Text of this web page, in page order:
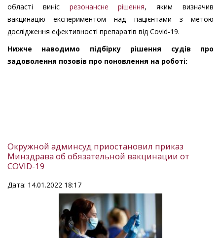
області виніс резонансне рішення, яким визначив
вакцинацію експериментом над пацієнтами з метою
дослідження ефективності препаратів від Covid-19.
Нижче наводимо підбірку рішення судів про
задоволення позовів про поновлення на роботі:
Окружной админсуд приостановил приказ
Минздрава об обязательной вакцинации от
COVID-19
Дата: 14.01.2022 18:17